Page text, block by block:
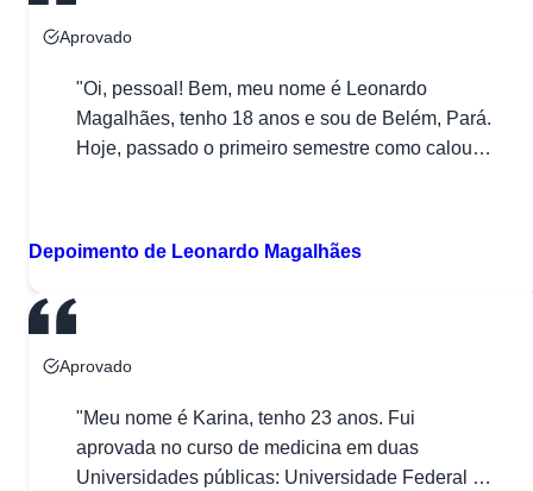
Aprovado
"Oi, pessoal! Bem, meu nome é Leonardo
Magalhães, tenho 18 anos e sou de Belém, Pará.
Hoje, passado o primeiro semestre como calouro
escrever, tentando imaginar como contar para
Depoimento de Leonardo Magalhães
Aprovado
"Meu nome é Karina, tenho 23 anos. Fui
aprovada no curso de medicina em duas
Universidades públicas: Universidade Federal do